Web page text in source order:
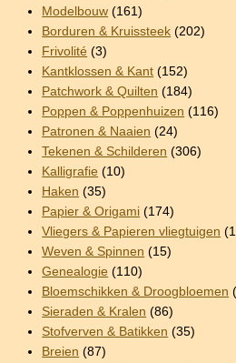
Modelbouw (161)
Borduren & Kruissteek (202)
Frivolité (3)
Kantklossen & Kant (152)
Patchwork & Quilten (184)
Poppen & Poppenhuizen (116)
Patronen & Naaien (24)
Tekenen & Schilderen (306)
Kalligrafie (10)
Haken (35)
Papier & Origami (174)
Vliegers & Papieren vliegtuigen
Weven & Spinnen (15)
Genealogie (110)
Bloemschikken & Droogbloemen
Sieraden & Kralen (86)
Stofverven & Batikken (35)
Breien (87)